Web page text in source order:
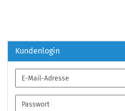
Kundenlogin
E-
Mail-
Adresse
Passwort